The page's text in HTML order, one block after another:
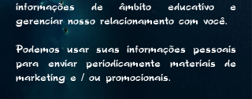
informações de âmbito educativo e
gerenciar nosso relacionamento com você.
Podemos usar suas informações pessoais
para enviar periodicamente materiais de
marketing e / ou promocionais.